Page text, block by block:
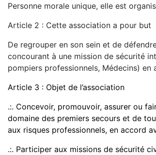
Personne morale unique, elle est
Article 2 : Cette association a pour but
De regrouper en son sein et de
concourant à une mission de sécurité
pompiers professionnels, Médecins)
Article 3 : Objet de l’association
.:. Concevoir, promouvoir, assurer ou
domaine des premiers secours et de
aux risques professionnels, en accord
.:. Participer aux missions de sécurité